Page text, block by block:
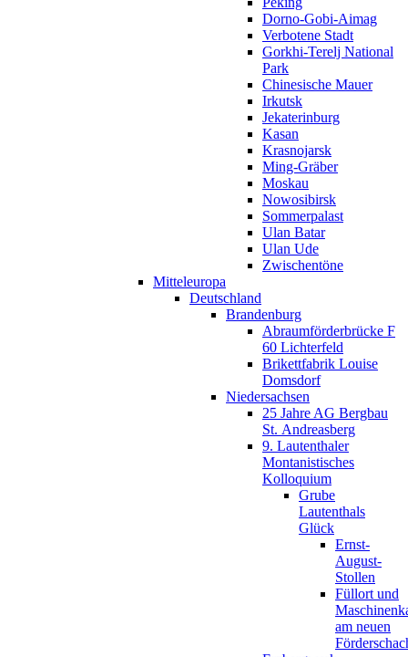
Dorno-Gobi-Aimag
Verbotene Stadt
Gorkhi-Terelj National
Park
Chinesische Mauer
Irkutsk
Jekaterinburg
Kasan
Krasnojarsk
Ming-Gräber
Moskau
Nowosibirsk
Sommerpalast
Ulan Batar
Ulan Ude
Zwischentöne
Mitteleuropa
Deutschland
Brandenburg
Abraumförderbrücke F
60 Lichterfeld
Brikettfabrik Louise
Domsdorf
Niedersachsen
25 Jahre AG Bergbau
St. Andreasberg
9. Lautenthaler
Montanistisches
Kolloquium
Grube
Lautenthals
Glück
Ernst-
August-
Stollen
Füllort und
am neuen